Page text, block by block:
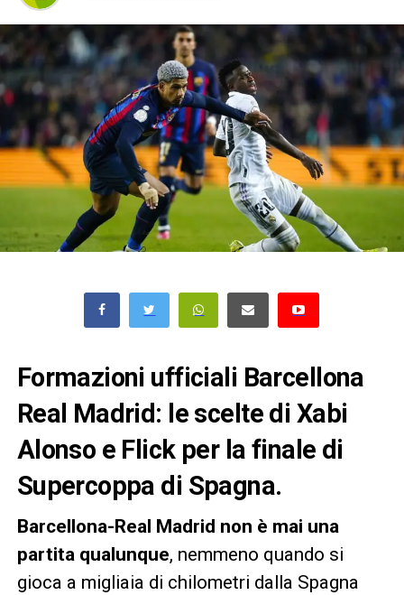
Formazioni ufficiali Barcellona
Real Madrid: le scelte di Xabi
Alonso e Flick per la finale di
Supercoppa di Spagna.
Barcellona-Real Madrid non è mai una
partita qualunque, nemmeno quando si
gioca a migliaia di chilometri dalla Spagna